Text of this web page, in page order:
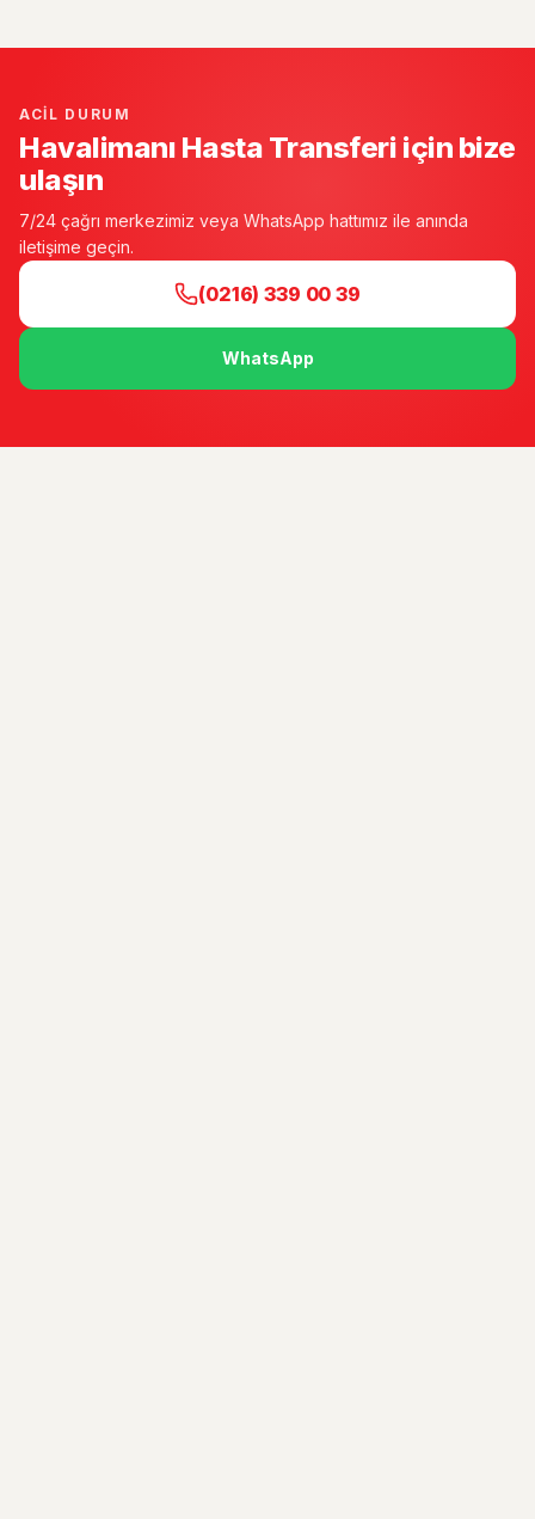
ACIL DURUM
Havalimanı Hasta Transferi için bize
ulaşın
7/24 çağrı merkezimiz veya WhatsApp hattımız ile anında
iletişime geçin.
(0216) 339 00 39
WhatsApp